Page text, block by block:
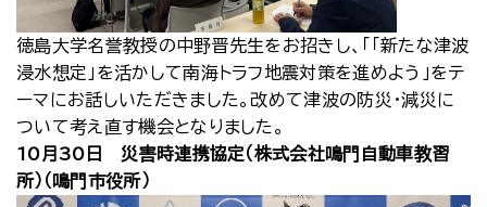
徳島大学名誉教授の中野晋先生をお招きし、「「新たな津波
浸水想定」を活かして南海トラフ地震対策を進めよう」をテ
ーマにお話しいただきました。改めて津波の防災・減災に
ついて考え直す機会となりました。
10月30日 災害時連携協定（株式会社鳴門自動車教習
所）（鳴門市役所）